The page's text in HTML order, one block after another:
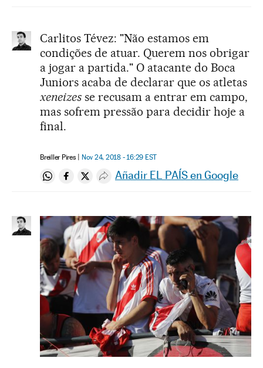
Carlitos Tévez: "Não estamos em
condições de atuar. Querem nos obrigar
a jogar a partida." O atacante do Boca
Juniors acaba de declarar que os atletas
xeneizes se recusam a entrar em campo,
mas sofrem pressão para decidir hoje a
final.
Breiller Pires Nov 24, 2018 - 16:29 EST
Compartir en Whatsapp
Compartir en Facebook
Compartir en Twitter
Desplegar Redes Sociales
Añadir EL PAÍS en Google